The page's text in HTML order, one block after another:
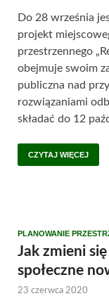
Do 28 września
projekt
przestrzennego
obejmuje swoim
publiczna nad
rozwiązaniami
składać do 12
CZYTAJ WIĘCEJ
PLANOWANIE
Jak zmieni
społeczne
23 czerwca 2020